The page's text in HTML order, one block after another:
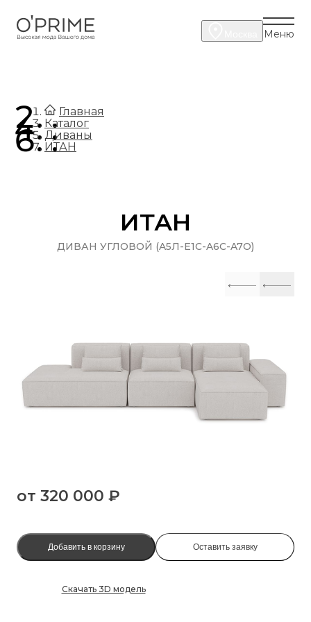
Меню
Главная
.
Каталог
.
Диваны
.
ИТАН
ИТАН
ДИВАН УГЛОВОЙ (A5Л-E1C-A6C-A7O)
от 320 000 ₽
Добавить в корзину Оставить заявку
Скачать 3D модель